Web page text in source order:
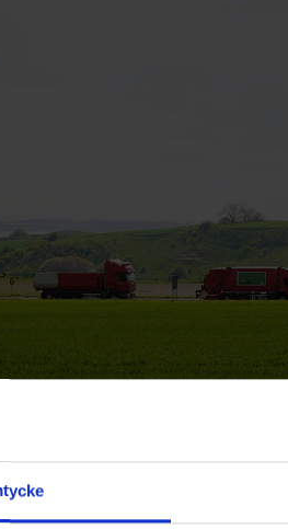
sin roll som vice vd och